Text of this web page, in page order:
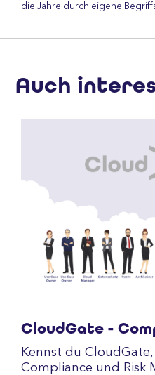
die Jahre durch eigene
Auch
CloudGate -
Kennst du
Compliance und Risk